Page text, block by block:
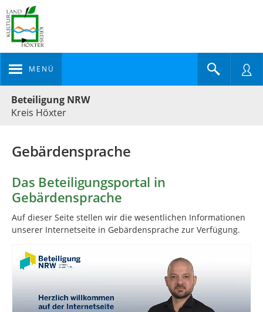
MENÜ
Beteiligung NRW
Kreis Höxter
Gebärdensprache
Das Beteiligungsportal in
Gebärdensprache
Auf dieser Seite stellen wir die we­sent­lichen In­for­ma­tionen
unserer In­ter­netseite in Ge­bär­den­sprache zur Ver­fügung.